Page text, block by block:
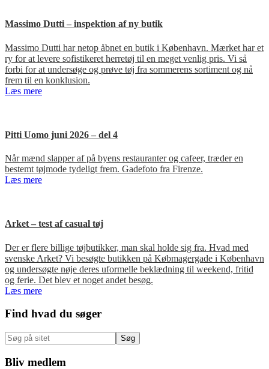
Massimo Dutti – inspektion af ny butik
Massimo Dutti har netop åbnet en butik i København. Mærket har et
ry for at levere sofistikeret herretøj til en meget venlig pris. Vi så
forbi for at undersøge og prøve tøj fra sommerens sortiment og nå
frem til en konklusion.
Læs mere
Pitti Uomo juni 2026 – del 4
Når mænd slapper af på byens restauranter og cafeer, træder en
bestemt tøjmode tydeligt frem. Gadefoto fra Firenze.
Læs mere
Arket – test af casual tøj
Der er flere billige tøjbutikker, man skal holde sig fra. Hvad med
svenske Arket? Vi besøgte butikken på Købmagergade i København
og undersøgte nøje deres uformelle beklædning til weekend, fritid
og ferie. Det blev et noget andet besøg.
Læs mere
Primær
Sidebar
Find hvad du søger
Søg
på
sitet
Bliv medlem